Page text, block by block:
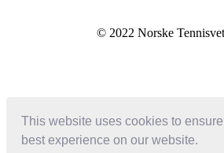
This website uses cookies to
best experience on our website.
© 2022 Norske